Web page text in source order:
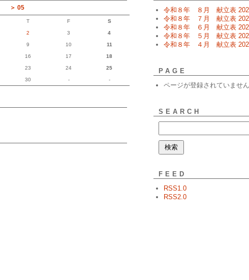
05
T F S
2 3 4
9 10 11
16 17 18
23 24 25
30 - -
令和８年 ８月 献立表
令和８年 ７月 献立表
令和８年 ６月 献立表
令和８年 ５月 献立表
令和８年 ４月 献立表
PAGE
ページが登録されていませ
SEARCH
FEED
RSS1.0
RSS2.0